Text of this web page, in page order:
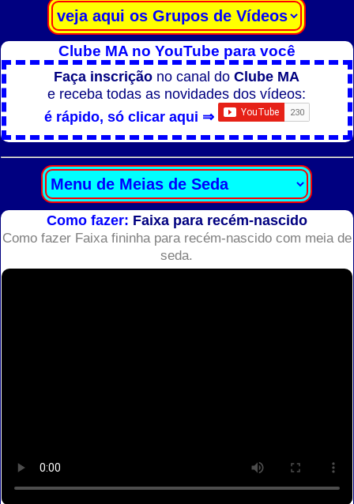
Clube MA no YouTube para você
Faça inscrição no canal doClube MA
e receba todas as novidades dos vídeos:
é rápido, só clicar aqui ⇒
Como fazer: Faixa para recém-nascido
Como fazer Faixa fininha para recém-nascido com meia de
seda.